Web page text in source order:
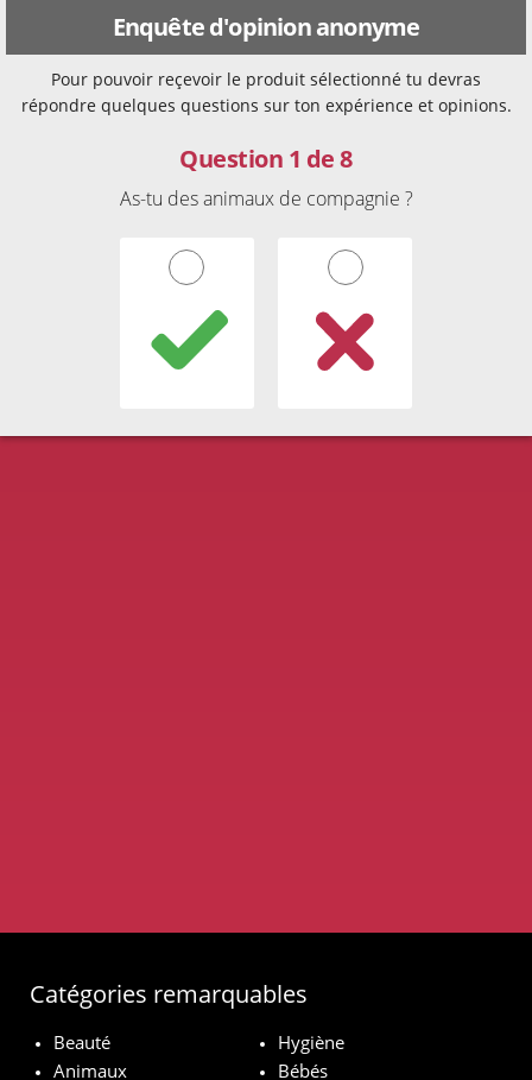
Enquête d'opinion anonyme
Pour pouvoir reçevoir le produit sélectionné tu devras
répondre quelques questions sur ton expérience et opinions.
Question 1 de 8
As-tu des animaux de compagnie ?
Catégories remarquables
Beauté
Hygiène
Animaux
Bébés